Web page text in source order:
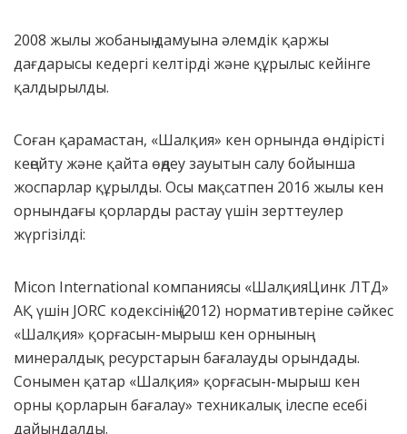
2008 жылы жобаның дамуына әлемдік қаржы
дағдарысы кедергі келтірді және құрылыс кейінге
қалдырылды.
Соған қарамастан, «Шалқия» кен орнында өндірісті
кеңейту және қайта өңдеу зауытын салу бойынша
жоспарлар құрылды. Осы мақсатпен 2016 жылы кен
орнындағы қорларды растау үшін зерттеулер
жүргізілді:
Micon International компаниясы «ШалқияЦинк ЛТД»
АҚ үшін JORC кодексінің (2012) нормативтеріне сәйкес
«Шалқия» қорғасын-мырыш кен орнының
минералдық ресурстарын бағалауды орындады.
Сонымен қатар «Шалқия» қорғасын-мырыш кен
орны қорларын бағалау» техникалық ілеспе есебі
дайындалды.